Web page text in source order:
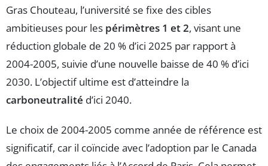
Gras Chouteau, l’université se fixe des cibles
ambitieuses pour les périmètres 1 et 2, visant une
réduction globale de 20 % d’ici 2025 par rapport à
2004-2005, suivie d’une nouvelle baisse de 40 % d’ici
2030. L’objectif ultime est d’atteindre la
carboneutralité d’ici 2040.
Le choix de 2004-2005 comme année de référence est
significatif, car il coïncide avec l’adoption par le Canada